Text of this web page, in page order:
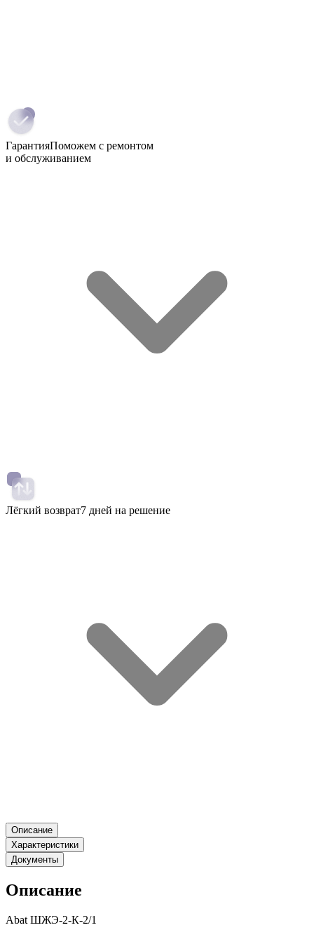
ГарантияПоможем с ремонтом
и обслуживанием
Лёгкий возврат7 дней на решение
Описание
Характеристики
Документы
Описание
Abat ШЖЭ-2-К-2/1